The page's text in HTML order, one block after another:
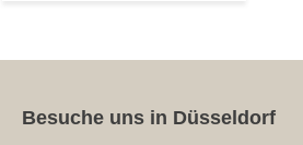
Besuche uns in Düsseldorf